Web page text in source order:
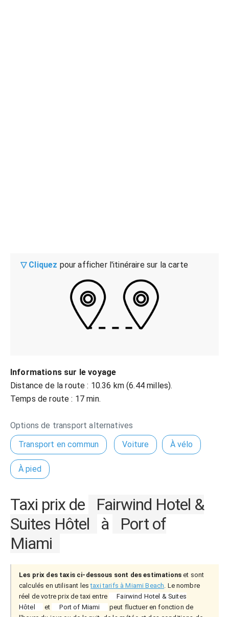
▽ Cliquez pour afficher l'itinéraire sur la carte
Informations sur le voyage
Distance de la route : 10.36 km (6.44 milles).
Temps de route : 17 min.
Options de transport alternatives
Transport en commun
Voiture À vélo
À pied
Taxi prix de
Fairwind Hotel &
Suites Hôtel
à
Port of
Miami
Les prix des taxis ci-dessous sont des estimations et sont
calculés en utilisant lestaxi tarifs à Miami Beach. Le nombre
réel de votre prix de taxi entre
Fairwind Hotel & Suites
Hôtel
et Port of Miami
peut fluctuer en fonction de